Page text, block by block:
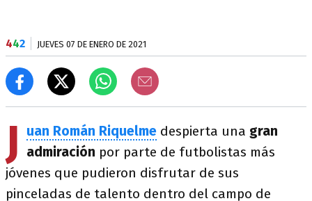
442 JUEVES 07 DE ENERO DE 2021
J uan Román Riquelme despierta una gran
admiración por parte de futbolistas más
jóvenes que pudieron disfrutar de sus
pinceladas de talento dentro del campo de